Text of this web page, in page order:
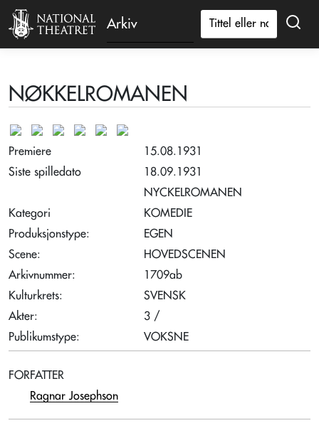
Arkiv
NØKKELROMANEN
Premiere
15.08.1931
Siste spilledato
18.09.1931
NYCKELROMANEN
Kategori
KOMEDIE
Produksjonstype:
EGEN
Scene:
HOVEDSCENEN
Arkivnummer:
1709ab
Kulturkrets:
SVENSK
Akter:
3 /
Publikumstype:
VOKSNE
FORFATTER
Ragnar Josephson